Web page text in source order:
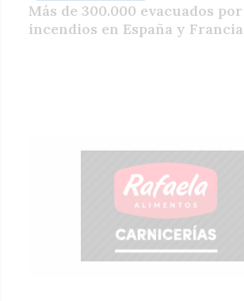
Más de 300.000 evacuados por
incendios en España y Francia